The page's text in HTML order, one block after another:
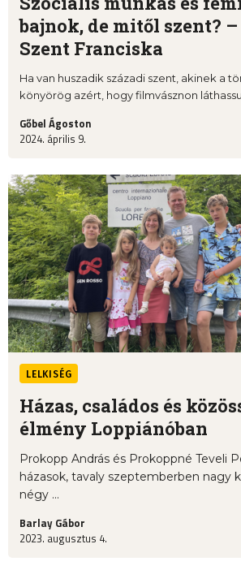
bajnok, de mitől szent?
Szent Franciska
Ha van huszadik századi szent, akinek a
könyörög azért, hogy filmvásznon
Gőbel Ágoston
2024. április 9.
LELKISÉG
Házas, családos és
élmény Loppiánóban
Prokopp András és Prokoppné Teveli
házasok, tavaly szeptemberben nagy
négy ...
Barlay Gábor
2023. augusztus 4.